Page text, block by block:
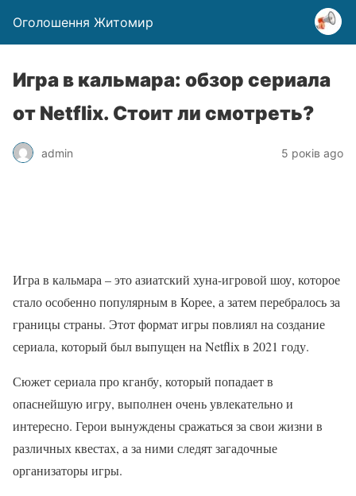
Оголошення Житомир
Игра в кальмара: обзор сериала
от Netflix. Стоит ли смотреть?
admin 5 років ago
Игра в кальмара – это азиатский хуна-игровой шоу, которое
стало особенно популярным в Корее, а затем перебралось за
границы страны. Этот формат игры повлиял на создание
сериала, который был выпущен на Netflix в 2021 году.
Сюжет сериала про кганбу, который попадает в
опаснейшую игру, выполнен очень увлекательно и
интересно. Герои вынуждены сражаться за свои жизни в
различных квестах, а за ними следят загадочные
организаторы игры.